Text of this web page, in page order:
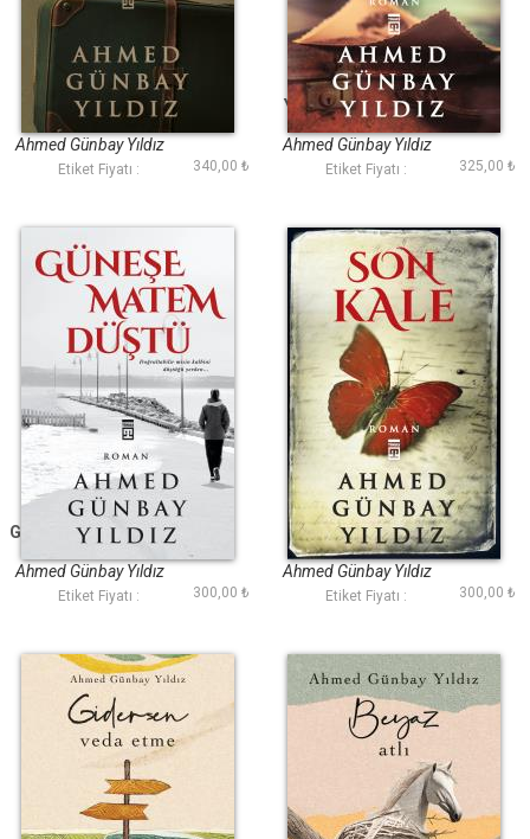
Kiralık Hayaller
Ahmed Günbay Yıldız
Etiket Fiyatı : 340,00 ₺
Yıllar Geriye Dönse
Ahmed Günbay Yıldız
Etiket Fiyatı : 325,00 ₺
Güneşe Matem Düştü
Ahmed Günbay Yıldız
Etiket Fiyatı : 300,00 ₺
Son Kale
Ahmed Günbay Yıldız
Etiket Fiyatı : 300,00 ₺